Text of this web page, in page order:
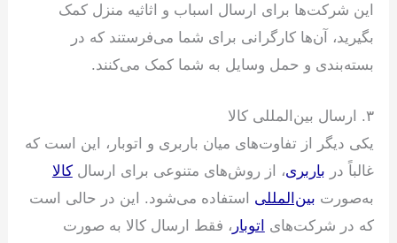
این شرکت‌ها برای ارسال اسباب و اثاثیه منزل کمک
بگیرید، آن‌ها کارگرانی برای شما می‌فرستند که در
بسته‌بندی و حمل وسایل به شما کمک می‌کنند.
۳. ارسال بین‌المللی کالا
یکی دیگر از تفاوت‌های میان باربری و اتوبار، این است که
غالباً در باربری، از روش‌های متنوعی برای ارسالکالا
به‌صورت بین‌المللی استفاده می‌شود. این در حالی است
که در شرکت‌های اتوبار ، فقط ارسال کالا به صورت